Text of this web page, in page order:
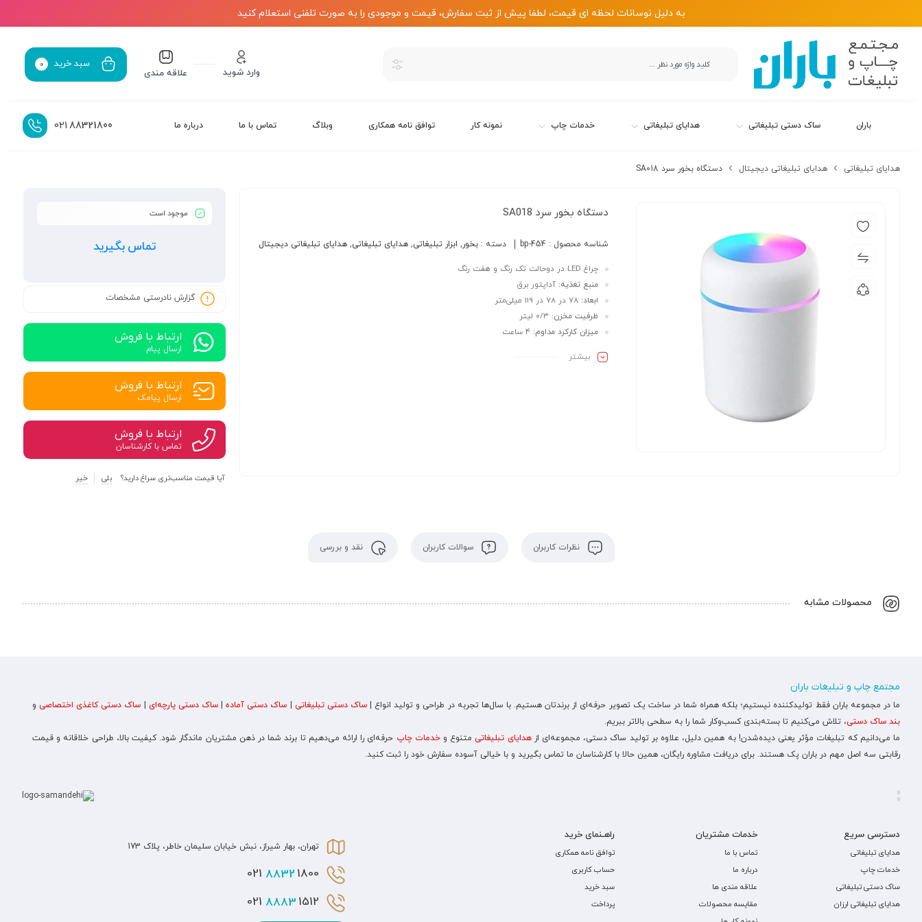
به دلیل نوسانات لحظه ای قیمت، لطفا پیش از ثبت سفارش، قیمت و موجودی را به صورت تلفنی استعلام کنید
وارد شوید علاقه مندی
سبد خرید 0
باران ساک دستی تبلیغاتی هدایای تبلیغاتی خدمات چاپ نمونه کار توافق نامه همکاری وبلاگ تماس با ما درباره ما 88321800
021
هدایای تبلیغاتی هدایای تبلیغاتی دیجیتال دستگاه بخور سرد SA018
دستگاه بخور سرد SA018
شناسه محصول : bp-454 دسته : بخور, ابزار تبلیغاتی, هدایای تبلیغاتی, هدایای تبلیغاتی دیجیتال
چراغ LED در دوحالت تک رنگ و هفت رنگ
منبع تغذیه: آداپتور برق
ابعاد:
ظرفیت مخزن:
میزان کارکرد مداوم:
بیشـتر
موجود است
تماس بگیرید
گزارش نادرستی مشخصات
ارتباط با فروش
ارسال پیام
ارتباط با فروش
ارسال پیامک
ارتباط با فروش
تماس با کارشناسان
آیا قیمت مناسب‌تری سراغ دارید؟ بلی خیر
نظرات کاربران سوالات کاربران نقد و بررسی
محصولات مشابه
مجتمع چاپ و تبلیغات باران
ما در مجموعه باران فقط تولیدکننده نیستیم؛ بلکه همراه شما در ساخت یک تصویر حرفه‌ای از برندتان هستیم. با سال‌ها تجربه در طراحی و تولید انواع |ساک دستی تبلیغاتی ساک دستی آماده|ساک دستی پارچه‌ای ساک دستی کاغذی اختصاصیو
بند ساک دستی، تلاش می‌کنیم تا بسته‌بندی کسب‌وکار شما را به سطحی بالاتر ببریم.
ما می‌دانیم که تبلیغات مؤثر یعنی دیده‌شدن! به همین دلیل، علاوه بر تولید ساک دستی، مجموعه‌ای ازهدایای تبلیغاتیمتنوع وخدمات چاپ حرفه‌ای را ارائه می‌دهیم تا برند شما در ذهن مشتریان ماندگار شود. کیفیت بالا، طراحی خلاقانه و قیمت
رقابتی سه اصل مهم در باران پک هستند. برای دریافت مشاوره رایگان، همین حالا با کارشناسان ما تماس بگیرید و با خیالی آسوده سفارش خود را ثبت کنید.
دسترسی سریع
هدایای تبلیغاتی
خدمات چاپ
ساک دستی تبلیغاتی
هدایای تبلیغاتی ارزان
خدمات مشتریان
تماس با ما
درباره ما
علاقه مندی ها
مقایسه محصولات
راهـنمای خرید
توافق نامه همکاری
حساب کاربری
سبد خرید
پرداخت
تهران، بهار شیراز، نبش خیابان سلیمان خاطر، پلاک 173
8832 1800 021
8883 1512 021